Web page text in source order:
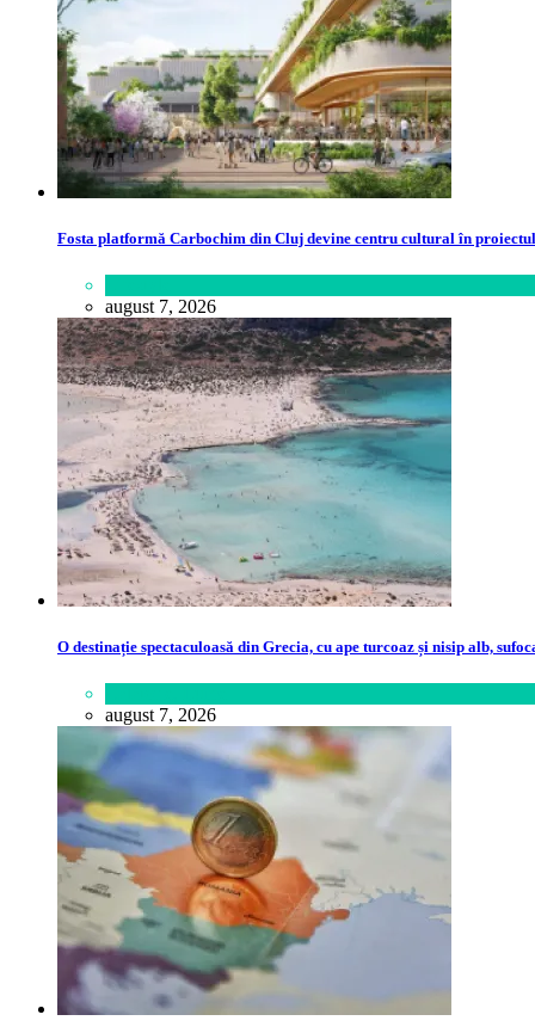
Fosta platformă Carbochim din Cluj devine centru cultural în
august 7, 2026
O destinație spectaculoasă din Grecia, cu ape turcoaz și nisip alb,
august 7, 2026